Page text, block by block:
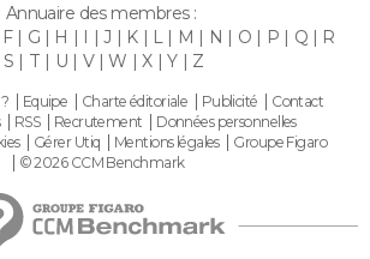
Annuaire des membres :
F G H I J K L M N O P Q
R
S
T U V W X Y Z
Equipe Charte éditoriale Publicité
Contact
RSS Recrutement
Données personnelles
Gérer Utiq Mentions légales
Groupe Figaro
© 2026 CCM Benchmark